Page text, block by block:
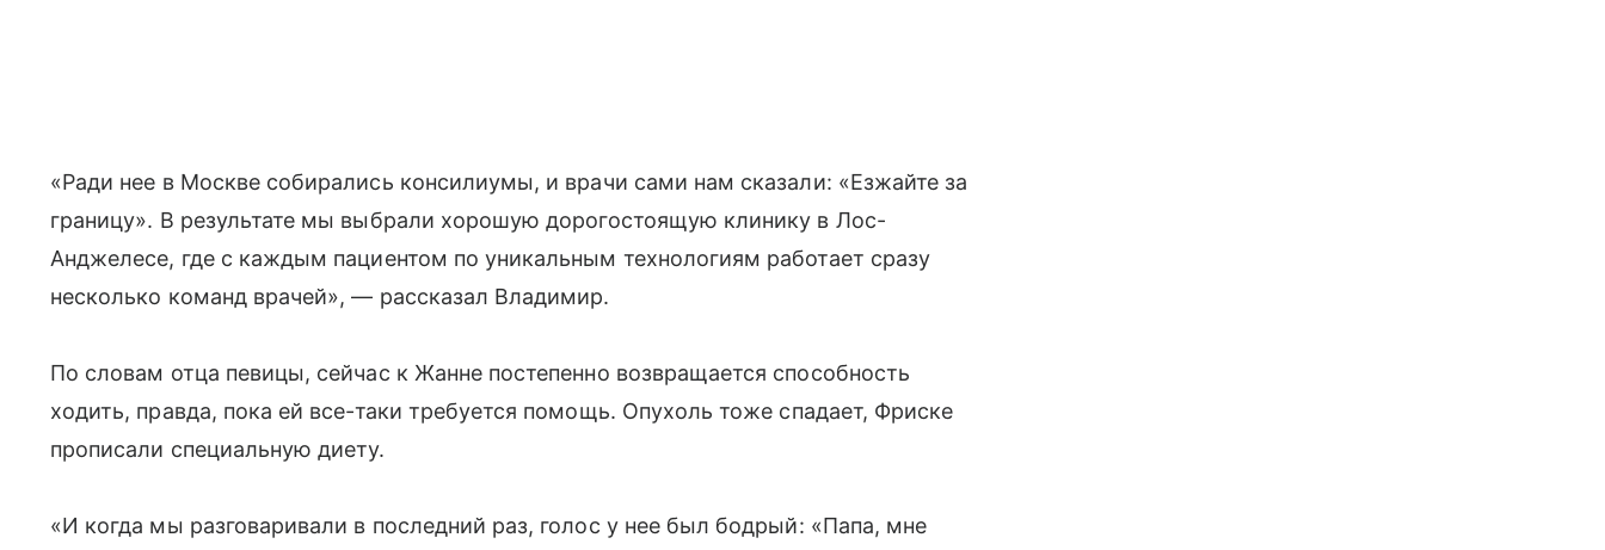
«Ради нее в Москве собирались консилиумы, и врачи сами нам сказали: «Езжайте за
границу». В результате мы выбрали хорошую дорогостоящую клинику в Лос-
Анджелесе, где с каждым пациентом по уникальным технологиям работает сразу
несколько команд врачей», — рассказал Владимир.
По словам отца певицы, сейчас к Жанне постепенно возвращается способность
ходить, правда, пока ей все-таки требуется помощь. Опухоль тоже спадает, Фриске
прописали специальную диету.
«И когда мы разговаривали в последний раз, голос у нее был бодрый: «Папа, мне